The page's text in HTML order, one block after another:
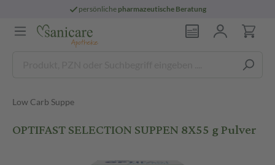
persönliche pharmazeutische Beratung
Low Carb Suppe
OPTIFAST SELECTION SUPPEN 8X55 g Pulver